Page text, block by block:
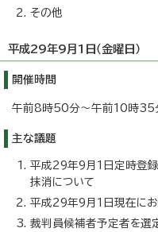
その他
平成29年9月1日（金曜日）
開催時間
午前8時50分～午前10時35
主な議題
平成29年9月1日定時登
抹消について
平成29年9月1日現在に
裁判員候補者予定者を選